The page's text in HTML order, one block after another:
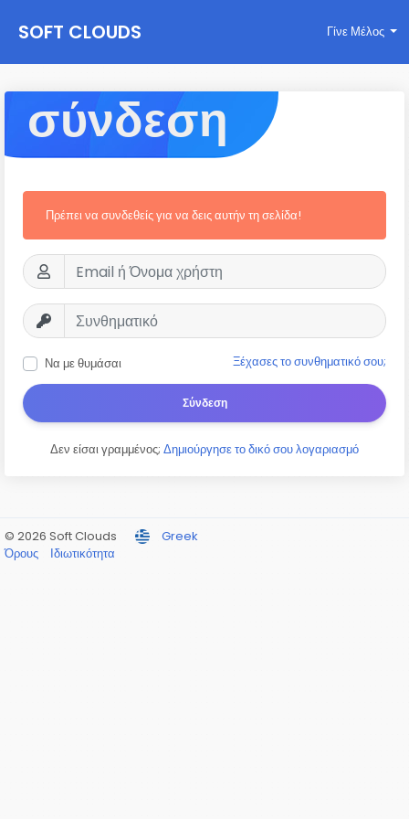
SOFT CLOUDS Γίνε Μέλος
σύνδεση
Πρέπει να συνδεθείς για να δεις αυτήν τη σελίδα!
Να με θυμάσαι Ξέχασες το συνθηματικό σου;
Σύνδεση
Δεν είσαι γραμμένος; Δημιούργησε το δικό σου λογαριασμό
© 2026 Soft Clouds
Greek
Όρους
Ιδιωτικότητα